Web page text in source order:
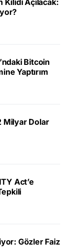
Bitcoin
Yaptırım
Milyar Dolar
Act’e
Gözler Faiz